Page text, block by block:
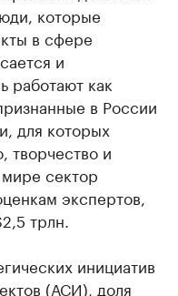
которые
в сфере
и
работают как
в России
для которых
творчество и
сектор
экспертов,
трлн.
инициатив
(АСИ), доля